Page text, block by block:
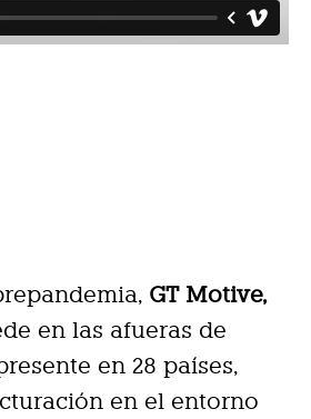
GT Motive,
en las afueras de
en 28 países,
en el entorno